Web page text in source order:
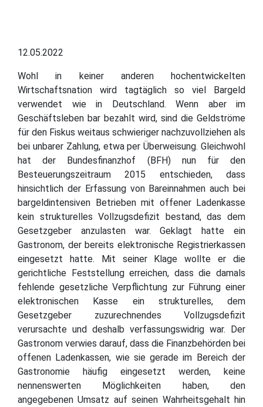
12.05.2022
Wohl in keiner anderen hochentwickelten
Wirtschaftsnation wird tagtäglich so viel Bargeld
verwendet wie in Deutschland. Wenn aber im
Geschäftsleben bar bezahlt wird, sind die Geldströme
für den Fiskus weitaus schwieriger nachzuvollziehen als
bei unbarer Zahlung, etwa per Überweisung. Gleichwohl
hat der Bundesfinanzhof (BFH) nun für den
Besteuerungszeitraum 2015 entschieden, dass
hinsichtlich der Erfassung von Bareinnahmen auch bei
bargeldintensiven Betrieben mit offener Ladenkasse
kein strukturelles Vollzugsdefizit bestand, das dem
Gesetzgeber anzulasten war. Geklagt hatte ein
Gastronom, der bereits elektronische Registrierkassen
eingesetzt hatte. Mit seiner Klage wollte er die
gerichtliche Feststellung erreichen, dass die damals
fehlende gesetzliche Verpflichtung zur Führung einer
elektronischen Kasse ein strukturelles, dem
Gesetzgeber zuzurechnendes Vollzugsdefizit
verursachte und deshalb verfassungswidrig war. Der
Gastronom verwies darauf, dass die Finanzbehörden bei
offenen Ladenkassen, wie sie gerade im Bereich der
Gastronomie häufig eingesetzt werden, keine
nennenswerten Möglichkeiten haben, den
angegebenen Umsatz auf seinen Wahrheitsgehalt hin